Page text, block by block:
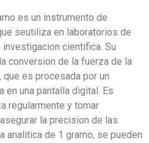
es un instrumento de
seutiliza en laboratorios de
cientifica. Su
conversion de la fuerza de la
es procesada por un
una pantalla digital. Es
regularmente y tomar
la precision de las
analitica de 1 gramo, se pueden